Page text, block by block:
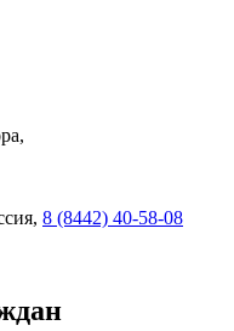
8 (8442) 40-58-08